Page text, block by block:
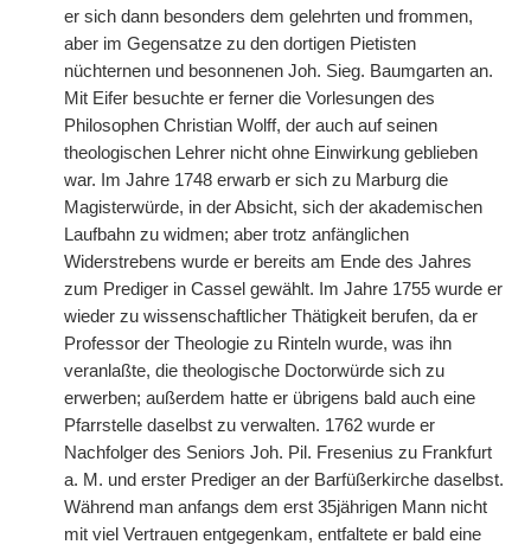
er sich dann besonders dem gelehrten und frommen,
aber im Gegensatze zu den dortigen Pietisten
nüchternen und besonnenen Joh. Sieg. Baumgarten an.
Mit Eifer besuchte er ferner die Vorlesungen des
Philosophen Christian Wolff, der auch auf seinen
theologischen Lehrer nicht ohne Einwirkung geblieben
war. Im Jahre 1748 erwarb er sich zu Marburg die
Magisterwürde, in der Absicht, sich der akademischen
Laufbahn zu widmen; aber trotz anfänglichen
Widerstrebens wurde er bereits am Ende des Jahres
zum Prediger in Cassel gewählt. Im Jahre 1755 wurde er
wieder zu wissenschaftlicher Thätigkeit berufen, da er
Professor der Theologie zu Rinteln wurde, was ihn
veranlaßte, die theologische Doctorwürde sich zu
erwerben; außerdem hatte er übrigens bald auch eine
Pfarrstelle daselbst zu verwalten. 1762 wurde er
Nachfolger des Seniors Joh. Pil. Fresenius zu Frankfurt
a. M. und erster Prediger an der Barfüßerkirche daselbst.
Während man anfangs dem erst 35jährigen Mann nicht
mit viel Vertrauen entgegenkam, entfaltete er bald eine